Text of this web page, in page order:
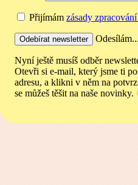
Přijímám zásady
Odesílám...
Nyní ještě musíš odběr
Otevři si e-mail, který jsme ti
adresu, a klikni v něm na
se můžeš těšit na naše novinky.